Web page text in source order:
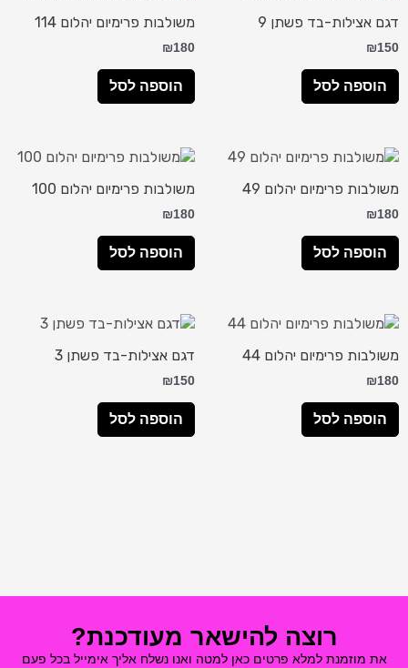
דגם אצילות-בד פשתן 9
₪150
הוספה לסל
משולבות פרימיום יהלום 114
₪180
הוספה לסל
משולבות פרימיום יהלום 49
₪180
הוספה לסל
משולבות פרימיום יהלום 100
₪180
הוספה לסל
משולבות פרימיום יהלום 44
₪180
הוספה לסל
דגם אצילות-בד פשתן 3
₪150
הוספה לסל
רוצה להישאר מעודכנת?
את מוזמנת למלא פרטים כאן למטה ואנו נשלח אליך אימייל בכל פעם